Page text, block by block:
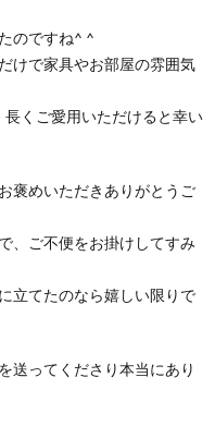
のですね^ ^
けで家具やお部屋の雰囲気
くご愛用いただけると幸い
褒めいただきありがとうご
、ご不便をお掛けしてすみ
立てたのなら嬉しい限りで
送ってくださり本当にあり